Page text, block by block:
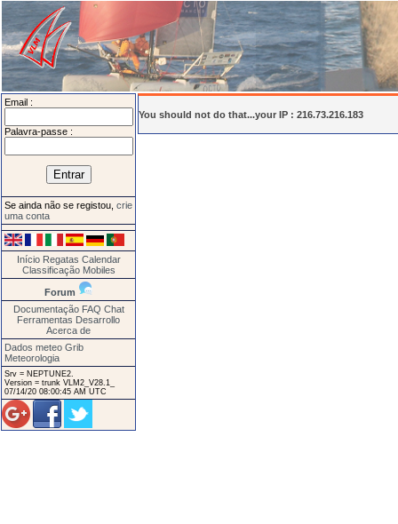
Email :
Palavra-passe :
Se ainda não se registou, crie
uma conta
Início Regatas Calendar
Classificação Mobiles
Forum
Documentação FAQ Chat
Ferramentas Desarrollo
Acerca de
Dados meteo Grib
Meteorologia
Srv = NEPTUNE2.
Version = trunk VLM2_V28.1_
07/14/20 08:00:45 AM UTC
You should not do that...your IP : 216.73.216.183